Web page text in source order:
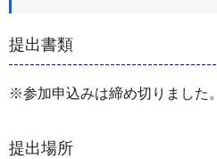
提出書類
※参加申込みは締め切りました。
提出場所